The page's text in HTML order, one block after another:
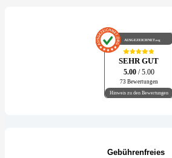
AUSGEZEICHNET.org
SEHR GUT
5.00 / 5.00
73 Bewertungen
Hinweis zu den Bewertungen
Gebührenfreies